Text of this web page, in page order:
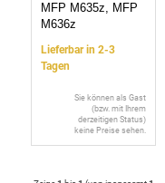
MFP M635z, MFP
M636z
Lieferbar in 2-3
Tagen
Sie können als Gast
(bzw. mit Ihrem
derzeitigen Status)
keine Preise sehen.